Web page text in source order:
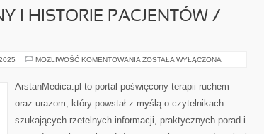
I HISTORIE PACJENTÓW /
MOŻLIWOŚĆ KOMENTOWANIA TAPING
HISTORIE
PACJENTÓW
CASE
ZOSTAŁA WYŁĄCZONA
ArstanMedica.pl to portal poświęcony terapii ruchem
oraz urazom, który powstał z myślą o czytelnikach
szukających rzetelnych informacji, praktycznych porad i